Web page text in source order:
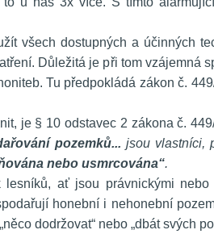
všech dostupných a účinných
Důležitá je při tom vzájemná
Tu předpokládá zákon č.
je § 10 odstavec 2 zákona č.
pozemků... jsou vlastníci,
nebo usmrcována“.
ať jsou právnickými nebo
honební i nehonební
dodržovat“ nebo „dbát svých